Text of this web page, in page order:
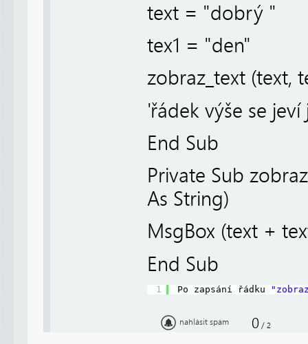
text = "dobrý "
tex1 = "den"
zobraz_text (text,
'řádek výše se
End Sub
Private Sub
As String)
MsgBox (text +
End Sub
1 Po zapsání řádku
nahlásit spam 0 / 2